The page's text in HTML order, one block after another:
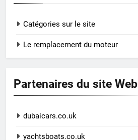
Catégories sur le site
Le remplacement du moteur
Partenaires du site Web
dubaicars.co.uk
yachtsboats.co.uk